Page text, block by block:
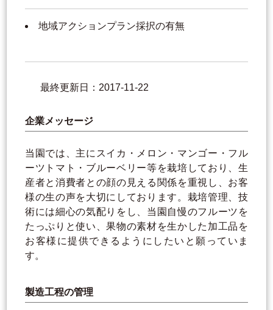
地域アクションプラン採択の有無
最終更新日：2017-11-22
企業メッセージ
当園では、主にスイカ・メロン・マンゴー・フル
ーツトマト・ブルーベリー等を栽培しており、生
産者と消費者との顔の見える関係を重視し、お客
様の生の声を大切にしております。栽培管理、技
術には細心の気配りをし、当園自慢のフルーツを
たっぷりと使い、果物の素材を生かした加工品を
お客様に提供できるようにしたいと願っていま
す。
製造工程の管理